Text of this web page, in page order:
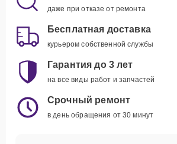
даже при отказе от ремонта
Бесплатная доставка
курьером собственной службы
Гарантия до 3 лет
на все виды работ и запчастей
Срочный ремонт
в день обращения от 30 минут